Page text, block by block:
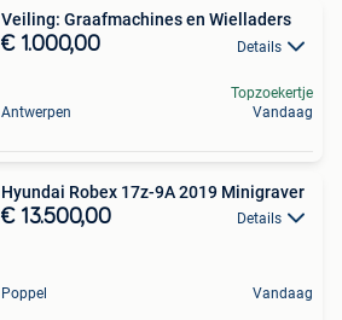
Veiling: Graafmachines en Wielladers
€ 1.000,00 Details
Antwerpen
Topzoekertje
Vandaag
Hyundai Robex 17z-9A 2019 Minigraver
€ 13.500,00 Details
Poppel Vandaag